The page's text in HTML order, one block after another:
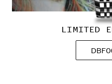
LIMITED